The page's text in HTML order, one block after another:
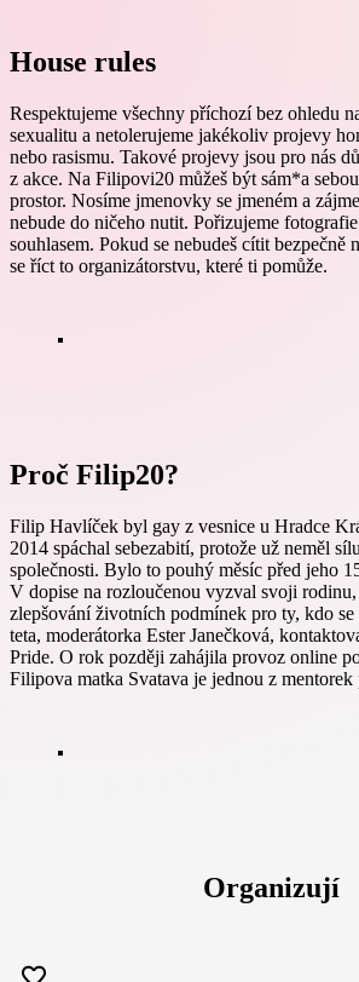
House rules
Respektujeme všechny příchozí bez ohledu
sexualitu a netolerujeme jakékoliv projevy
nebo rasismu. Takové projevy jsou pro nás
z akce. Na Filipovi20 můžeš být sám*a
prostor. Nosíme jmenovky se jmeném a
nebude do ničeho nutit. Pořizujeme
souhlasem. Pokud se nebudeš cítit bezpečně
se říct to organizátorstvu, které ti pomůže.
Proč Filip20?
Filip Havlíček byl gay z vesnice u Hradce
2014 spáchal sebezabití, protože už neměl
společnosti. Bylo to pouhý měsíc před jeho
V dopise na rozloučenou vyzval svoji
zlepšování životních podmínek pro ty, kdo
teta, moderátorka Ester Janečková,
Pride. O rok později zahájila provoz online
Filipova matka Svatava je jednou z mentorek
Organizují